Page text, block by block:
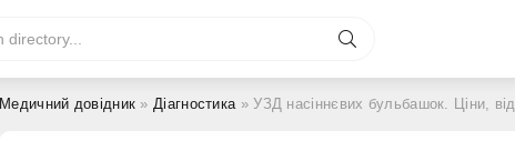
Медичний довідник »Діагностика» УЗД насіннєвих бульбашок. Ціни,